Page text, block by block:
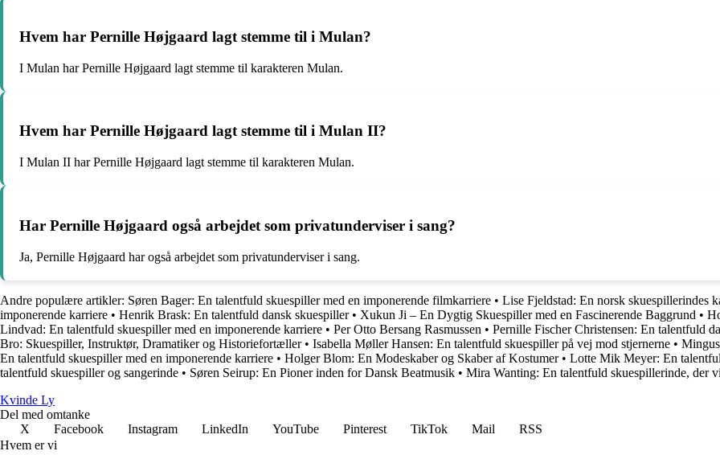
Hvem har Pernille Højgaard lagt stemme til i Mulan?
I Mulan har Pernille Højgaard lagt stemme til karakteren Mulan.
Hvem har Pernille Højgaard lagt stemme til i Mulan II?
I Mulan II har Pernille Højgaard lagt stemme til karakteren Mulan.
Har Pernille Højgaard også arbejdet som privatunderviser i sang?
Ja, Pernille Højgaard har også arbejdet som privatunderviser i sang.
Andre populære artikler: Søren Bager: En talentfuld skuespiller med en imponerende filmkarriere • Lise Fjeldstad: En norsk skuespillerindes
imponerende karriere • Henrik Brask: En talentfuld dansk skuespiller• Xukun Ji – En Dygtig Skuespiller med en Fascinerende Baggrund •
Lindvad: En talentfuld skuespiller med en imponerende karriere • Per Otto Bersang Rasmussen • Pernille Fischer Christensen: En talentfuld
Bro: Skuespiller, Instruktør, Dramatiker og Historiefortæller• Isabella Møller Hansen: En talentfuld skuespiller på vej mod stjernerne •
En talentfuld skuespiller med en imponerende karriere • Holger Blom: En Modeskaber og Skaber af Kostumer• Lotte Mik Meyer: En
talentfuld skuespiller og sangerinde • Søren Seirup: En Pioner inden for Dansk Beatmusik • Mira Wanting: En talentfuld skuespillerinde, der
Kvinde Ly
Del med omtanke
X
Facebook Instagram LinkedIn YouTube Pinterest TikTok Mail
RSS
Hvem er vi